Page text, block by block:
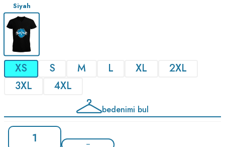
Siyah
XS S M L XL
2XL
3XL
4XL
bedenimi bul